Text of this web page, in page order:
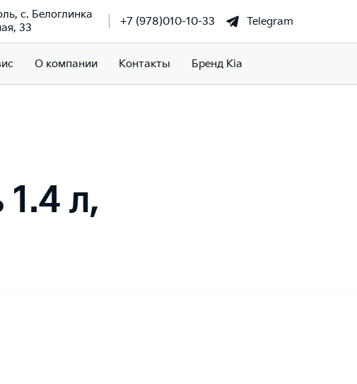
с. Белоглинка
33
+7 (978)010-10-33 Telegram
О компании Контакты Бренд Kia
л,